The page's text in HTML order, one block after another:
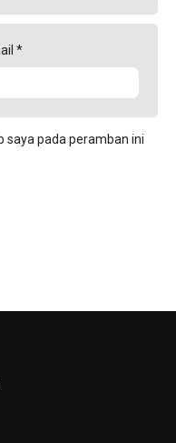
*
saya pada peramban ini